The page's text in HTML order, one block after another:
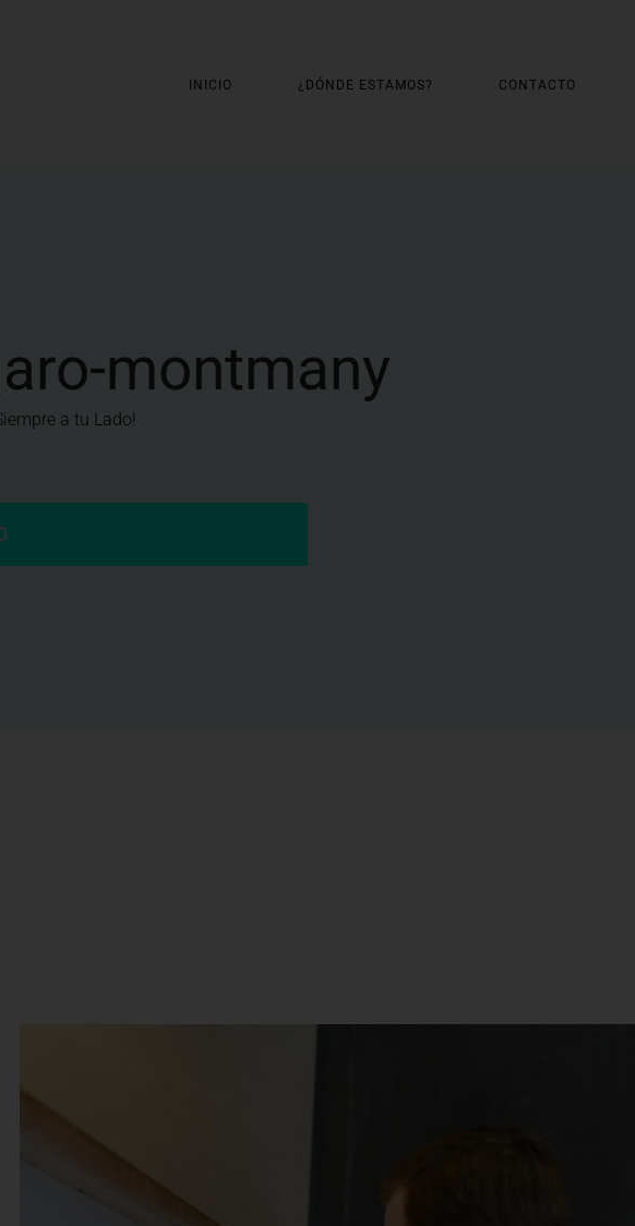
INICIO ¿DÓNDE ESTAMOS? CONTACTO
montmany
a tu Lado!